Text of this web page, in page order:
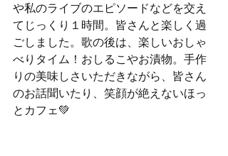
や私のライブのエピソードなどを交え
てじっくり１時間。皆さんと楽しく過
ごしました。歌の後は、楽しいおしゃ
べりタイム！おしるこやお漬物。手作
りの美味しさいただきながら、皆さん
のお話聞いたり、笑顔が絶えないほっ
とカフェ💚